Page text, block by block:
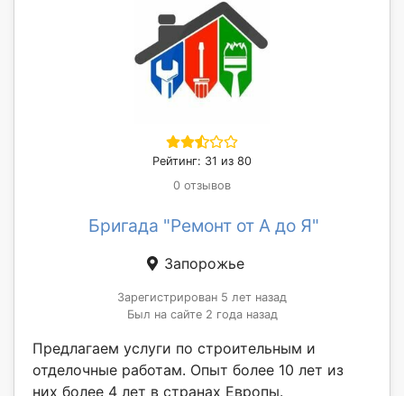
Рейтинг: 31 из 80
0 отзывов
Бригада "Ремонт от А до Я"
Запорожье
Зарегистрирован 5 лет назад
Был на сайте 2 года назад
Предлагаем услуги по строительным и
отделочные работам. Опыт более 10 лет из
них более 4 лет в странах Европы.